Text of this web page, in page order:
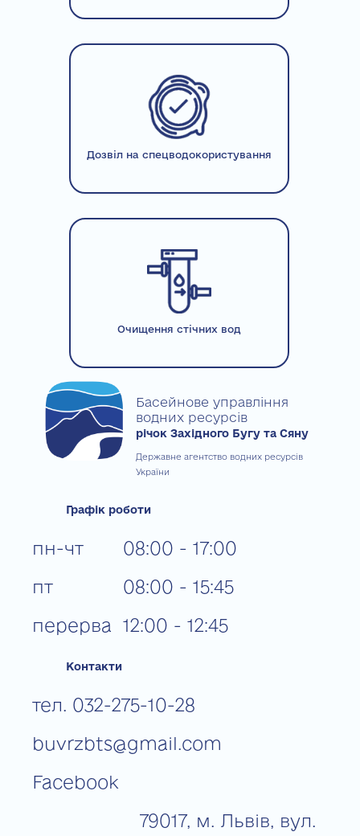
Дозвіл на спецводокористування
Очищення стічних вод
Басейнове управління
водних ресурсів
річок Західного Бугу та Сяну
Державне агентство водних ресурсів
України
Графік роботи
пн-чт
пт
перерва
08:00 - 17:00
08:00 - 15:45
12:00 - 12:45
Контакти
тел. 032-275-10-28
buvrzbts@gmail.com
Facebook
79017, м. Львів, вул.